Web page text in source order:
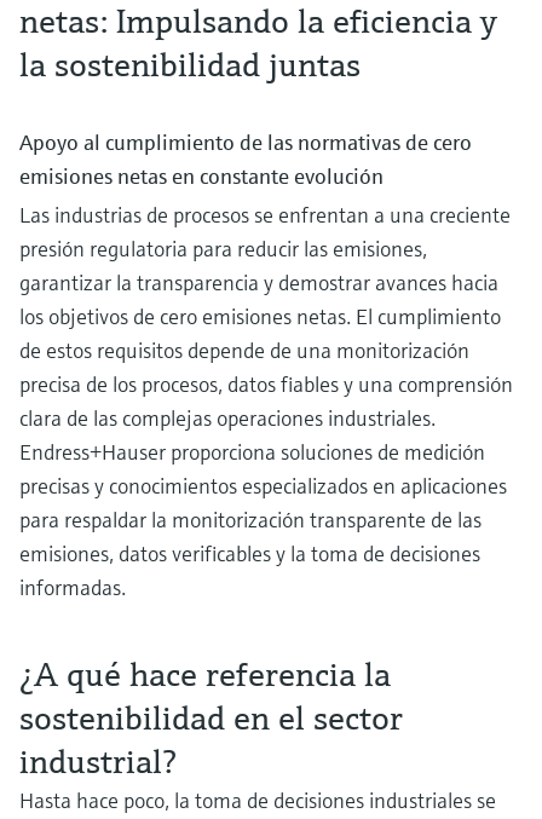
las baterías
Fortalecer la cadena de valor de las baterías
Descubra cómo las tecnologías de baterías más avanzadas fomentan la
sostenibilidad y aumentan la fiabilidad del suministro energético.
Analizamos la compleja cadena de suministro de
para vehículos eléctricos
Instrumentación para una producción sostenible y
eficiente de amoníaco
Descubra nuestro innovador portafolio de instrumentación diseñado para
garantizar una producción de amoníaco eficiente y segura.
Mejore la seguridad y la eficiencia de los procesos de
mezcla de hidrógeno
Conozca nuestra amplia oferta y benefíciese de nuestra dilatada
en la mezcla segura de hidrógeno.
Vea dónde se origina la variabilidad en la producción de bioetanol y por qué
fundamental garantizar una medición precisa para estabilizar la
fermentación y la destilación
Control del biodiésel: cómo aumentar el rendimiento en
transesterificación
Conozca dónde se origina la variabilidad en la producción de biodiésel y por
qué es fundamental contar con una medición precisa para estabilizar el
proceso de transesterificación y mantener el rendimiento
Procesos y tecnologías de gestión de residuos que
impulsan mejoras en la economía circular
La gestión eficiente de los residuos es esencial para garantizar la
sostenibilidad, el cumplimiento de la normativa y el éxito empresarial.
netas: Impulsando la eficiencia y
la sostenibilidad juntas
Apoyo al cumplimiento de las normativas de cero
emisiones netas en constante evolución
Las industrias de procesos se enfrentan a una creciente
presión regulatoria para reducir las emisiones,
garantizar la transparencia y demostrar avances hacia
los objetivos de cero emisiones netas. El cumplimiento
de estos requisitos depende de una monitorización
precisa de los procesos, datos fiables y una comprensión
clara de las complejas operaciones industriales.
Endress+Hauser proporciona soluciones de medición
precisas y conocimientos especializados en aplicaciones
para respaldar la monitorización transparente de las
emisiones, datos verificables y la toma de decisiones
informadas.
¿A qué hace referencia la
sostenibilidad en el sector
industrial?
Hasta hace poco, la toma de decisiones industriales se